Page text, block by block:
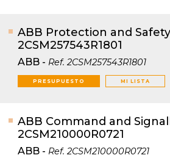
ABB Protection and
2CSM257543R1801
ABB - Ref.2CSM257543R1801
PRESUPUESTO MI LISTA
ABB Command and
2CSM210000R0721
ABB - Ref.2CSM210000R0721